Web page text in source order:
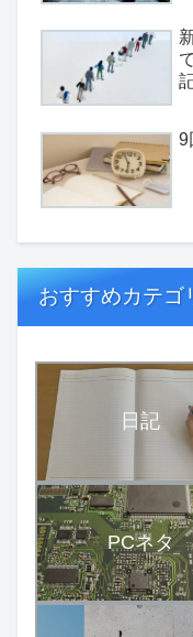
9
おすすめカテゴ
日記
PCネタ